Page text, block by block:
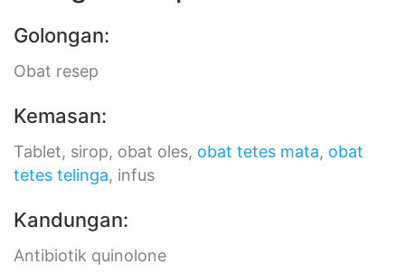
Golongan:
Obat resep
Kemasan:
Tablet, sirop, obat oles, obat tetes mata, obat
tetes telinga, infus
Kandungan:
Antibiotik quinolone